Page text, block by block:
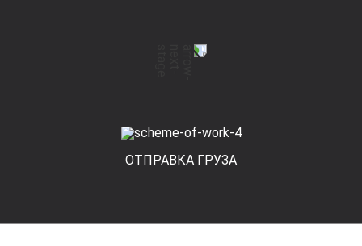
ОТПРАВКА ГРУЗА